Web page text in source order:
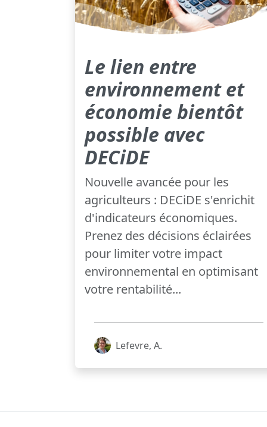
Le lien entre
environnement et
économie bientôt
possible avec
DECiDE
Nouvelle avancée pour les
agriculteurs : DECiDE s'enrichit
d'indicateurs économiques.
Prenez des décisions éclairées
pour limiter votre impact
environnemental en optimisant
votre rentabilité...
Lefevre, A.